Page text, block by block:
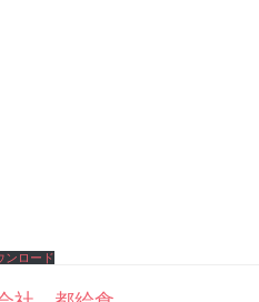
ンロード